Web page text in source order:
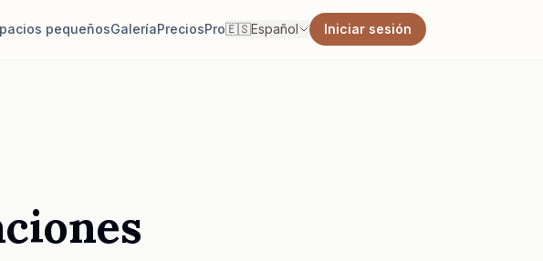
pequeñosGaleríaPreciosPro🇪🇸Español Iniciar sesión